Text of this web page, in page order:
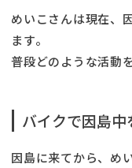
めいこさんは現在、
ます。
普段どのような活動
バイクで因島中
因島に来てから、め